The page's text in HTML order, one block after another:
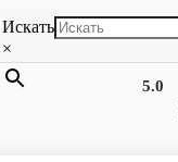
Искать
×
5.0